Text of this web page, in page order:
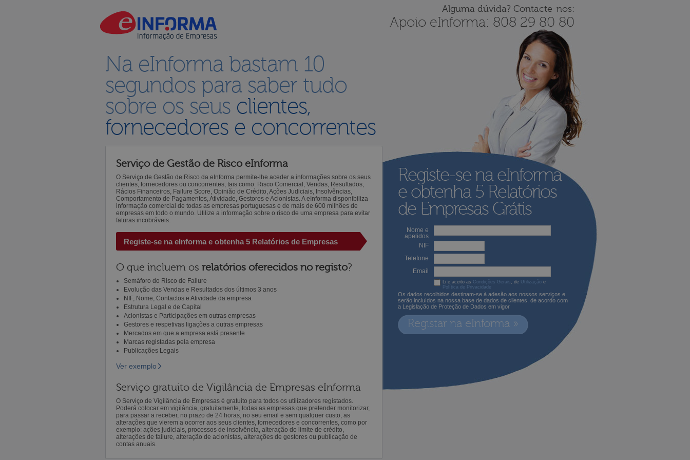
Alguma dúvida? Contacte-nos:
Apoio eInforma: 808 29 80 80
Registe-se na eInforma
e obtenha5 Relatórios
de Empresas Grátis
Nome e
apelidos
NIF
Telefone
Email
Li e aceito as Condições Gerais , de Utilização e
Política de Privacidade
Os dados recolhidos destinam-se à adesão aos nossos serviços e
serão incluídos na nossa base de dados de clientes, de acordo com
a Legislação de Proteção de Dados em vigor
Registar na eInforma »
Na eInforma bastam 10
segundos para saber tudo
sobre os seus clientes,
fornecedores e concorrentes
Serviço de Gestão de Risco eInforma
O Serviço de Gestão de Risco da eInforma permite-lhe aceder a informações sobre os seus
clientes, fornecedores ou concorrentes, tais como: Risco Comercial, Vendas, Resultados,
Rácios Financeiros, Failure Score, Opinião de Crédito, Ações Judiciais, Insolvências,
Comportamento de Pagamentos, Atividade, Gestores e Acionistas. A eInforma disponibiliza
informação comercial de todas as empresas portuguesas e de mais de 600 milhões de
empresas em todo o mundo. Utilize a informação sobre o risco de uma empresa para evitar
faturas incobráveis.
Registe-se na eInforma e obtenha 5 Relatórios de Empresas
O que incluem os relatórios oferecidos no registo?
Semáforo do Risco de Failure
Evolução das Vendas e Resultados dos últimos 3 anos
NIF, Nome, Contactos e Atividade da empresa
Estrutura Legal e de Capital
Acionistas e Participações em outras empresas
Gestores e respetivas ligações a outras empresas
Mercados em que a empresa está presente
Marcas registadas pela empresa
Publicações Legais
Ver exemplo
Serviço gratuito de Vigilância de Empresas eInforma
O Serviço de Vigilância de Empresas é gratuito para todos os utilizadores registados.
Poderá colocar em vigilância, gratuitamente, todas as empresas que pretender monitorizar,
para passar a receber, no prazo de 24 horas, no seu email e sem qualquer custo, as
alterações que vierem a ocorrer aos seus clientes, fornecedores e concorrentes, como por
exemplo: ações judiciais, processos de insolvência, alteração do limite de crédito,
alterações de failure, alteração de acionistas, alterações de gestores ou publicação de
contas anuais.